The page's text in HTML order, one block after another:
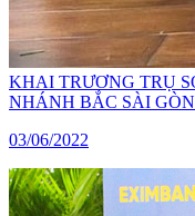
KHAI TRƯƠNG TRỤ
NHÁNH BẮC SÀI GÒN
03/06/2022